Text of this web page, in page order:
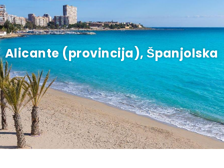
Alicante (provincija), Španjolska